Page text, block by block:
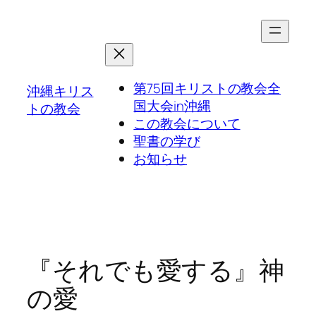
沖縄キリス
トの教会
第75回キリストの教会全
国大会in沖縄
この教会について
聖書の学び
お知らせ
『それでも愛する』神
の愛